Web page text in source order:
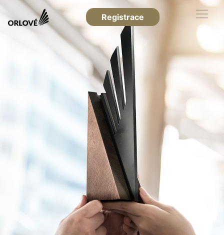
Registrace